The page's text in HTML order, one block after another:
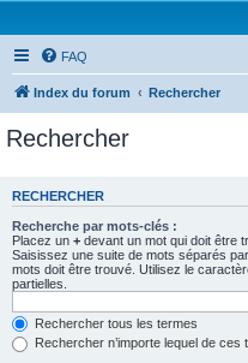
FAQ
Index du forum Rechercher
Rechercher
RECHERCHER
Recherche par mots-clés :
Placez un + devant un mot qui doit être
Saisissez une suite de mots séparés
mots doit être trouvé. Utilisez le
partielles.
Rechercher tous les termes
Rechercher n’importe lequel de ces